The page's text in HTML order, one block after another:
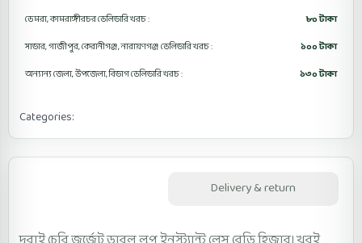
ডেমরা, কামরাঙ্গীরচর ডেলিভারি খরচ :
৮০ টাকা
সাভার, গাজীপুর, কেরানীগঞ্জ, নারায়ণগঞ্জ ডেলিভারি খরচ :
১০০ টাকা
অন্যান্য জেলা, উপজেলা, বিভাগ ডেলিভারি খরচ :
১৩০ টাকা
Categories:
Delivery & return